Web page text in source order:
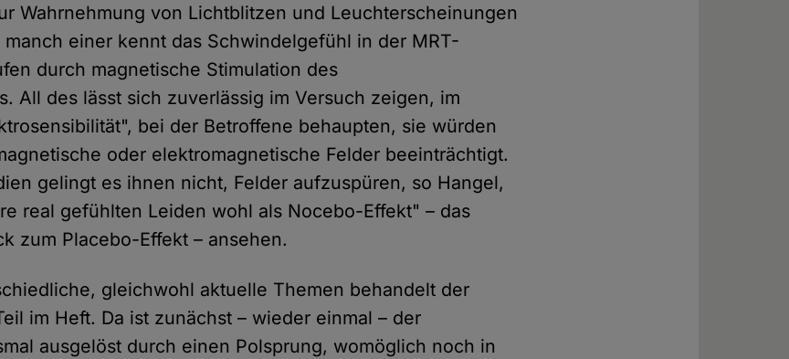
Wahrnehmung von Lichtblitzen und Leuchterscheinungen
einer kennt das Schwindelgefühl in der MRT-
durch magnetische Stimulation des
All des lässt sich zuverlässig im Versuch zeigen, im
bei der Betroffene behaupten, sie würden
oder elektromagnetische Felder beeinträchtigt.
gelingt es ihnen nicht, Felder aufzuspüren, so Hangel,
real gefühlten Leiden wohl als Nocebo-Effekt" – das
zum Placebo-Effekt – ansehen.
gleichwohl aktuelle Themen behandelt der
im Heft. Da ist zunächst – wieder einmal – der
ausgelöst durch einen Polsprung, womöglich noch in